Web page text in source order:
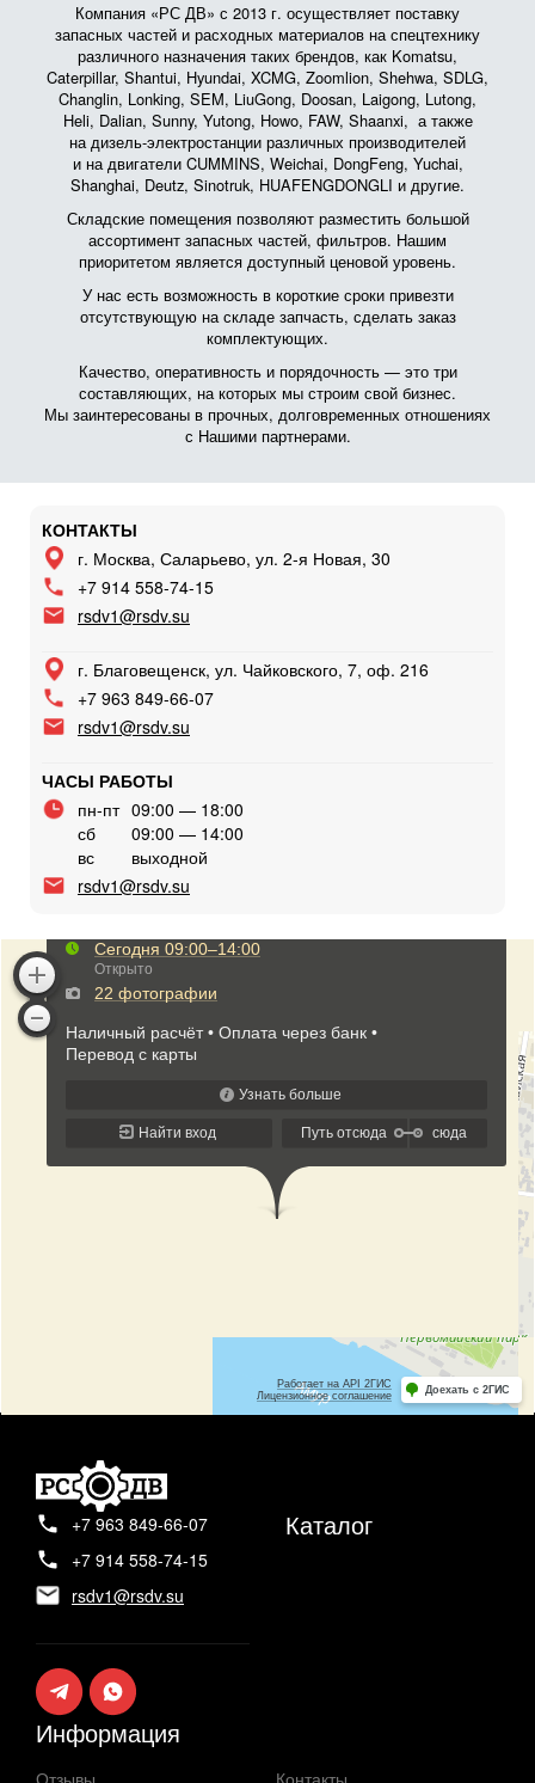
Компания «РС ДВ» с 2013 г. осуществляет поставку
запасных частей и расходных материалов на спецтехнику
различного назначения таких брендов, как Komatsu,
Caterpillar, Shantui, Hyundai, XCMG, Zoomlion, Shehwa, SDLG,
Changlin, Lonking, SEM, LiuGong, Doosan, Laigong, Lutong,
Heli, Dalian, Sunny, Yutong, Howo, FAW, Shaanxi, а также
на дизель-электростанции различных производителей
и на двигатели CUMMINS, Weichai, DongFeng, Yuchai,
Shanghai, Deutz, Sinotruk, HUAFENGDONGLI и другие.
Складские помещения позволяют разместить большой
ассортимент запасных частей, фильтров. Нашим
приоритетом является доступный ценовой уровень.
У нас есть возможность в короткие сроки привезти
отсутствующую на складе запчасть, сделать заказ
комплектующих.
Качество, оперативность и порядочность — это три
составляющих, на которых мы строим свой бизнес.
Мы заинтересованы в прочных, долговременных отношениях
с Нашими партнерами.
КОНТАКТЫ
г. Москва, Саларьево, ул. 2-я Новая, 30
+7 914 558-74-15
rsdv1@rsdv.su
г. Благовещенск, ул. Чайковского, 7, оф. 216
+7 963 849-66-07
rsdv1@rsdv.su
ЧАСЫ РАБОТЫ
пн-пт 09:00 — 18:00
сб
09:00 — 14:00
вс
выходной
rsdv1@rsdv.su
+7 963 849-66-07
+7 914 558-74-15
rsdv1@rsdv.su
Каталог
Информация